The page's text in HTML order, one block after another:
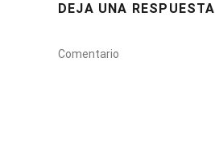
DEJA UNA RESPUESTA